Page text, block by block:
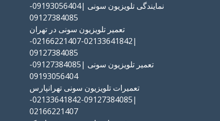
نمایندگی تلویزیون سونی |09193056404-
09127384085
تعمیر تلویزیون سونی در تهران
|02133641842-02166221407-
09127384085
تعمیر تلویزیون سونی |09127384085-
09193056404
تعمیرات تلویزیون سونی تهرانپارس
|09127384085-02133641842-
02166221407